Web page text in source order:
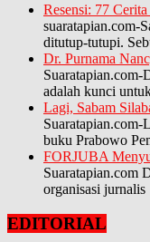
Resensi: 77
suaratapian.com-
ditutup-tutupi.
Dr. Purnama
adalah kunci
Lagi, Sabam
Suaratapian.com-
buku Prabowo
FORJUBA
Suaratapian.com
organisasi
EDITORIAL